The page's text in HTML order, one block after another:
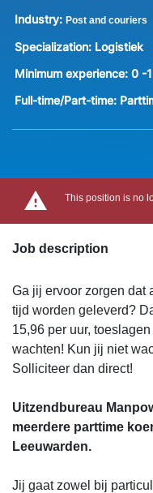
Industry: Post and couriers
Specialization: Logistiek
Minimum experience: 0 -
Full-time/Part-time:
This position is no
Job description
Ga jij ervoor zorgen dat
tijd worden geleverd?
15,96 per uur,
wachten! Kun jij niet
Solliciteer dan direct!
Uitzendbureau
meerdere parttime
Leeuwarden.
Jij gaat zowel bij